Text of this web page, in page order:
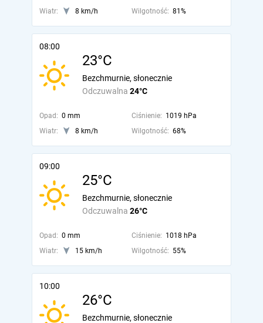
Wiatr: 8 km/h Wilgotność: 81%
08:00
23°C
Odczuwalna 24°C
Bezchmurnie, słonecznie
Opad: 0 mm Ciśnienie: 1019 hPa
Wiatr:
8 km/h Wilgotność: 68%
09:00
25°C
Odczuwalna 26°C
Bezchmurnie, słonecznie
Opad: 0 mm Ciśnienie: 1018 hPa
Wiatr:
15 km/h Wilgotność: 55%
10:00
26°C
Bezchmurnie, słonecznie